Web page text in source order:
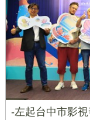
-左起台中市影